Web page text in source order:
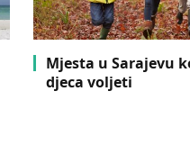
Mjesta u Sarajevu
djeca voljeti